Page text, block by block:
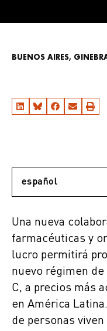
BUENOS AIRES,
Una nueva
farmacéuticas y
lucro permitirá
nuevo régimen
C, a precios más
en América
de personas